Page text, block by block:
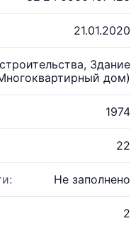
21.01.2020
Здание
дом)
1974
22
Не заполнено
2